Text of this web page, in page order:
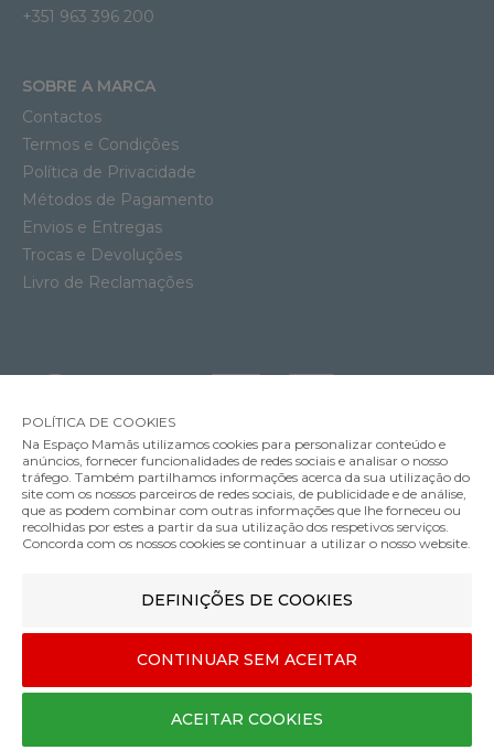
Lençol Maxi-Cosi Newborn para Berço Swift
+351 963 396 200
SOBRE A MARCA
Contactos
Termos e Condições
Política de Privacidade
Métodos de Pagamento
Envios e Entregas
Trocas e Devoluções
Livro de Reclamações
MÉTODOS DE ENVIO
MÉTODOS DE PAGAMENTO
Designed & developed by
©Espaço mamãs. Todos os direitos reservados
POLÍTICA DE COOKIES
Na Espaço Mamãs utilizamos cookies para personalizar conteúdo e
anúncios, fornecer funcionalidades de redes sociais e analisar o nosso
tráfego. Também partilhamos informações acerca da sua utilização do
site com os nossos parceiros de redes sociais, de publicidade e de análise,
que as podem combinar com outras informações que lhe forneceu ou
recolhidas por estes a partir da sua utilização dos respetivos serviços.
Concorda com os nossos cookies se continuar a utilizar o nosso website.
DEFINIÇÕES DE COOKIES
CONTINUAR SEM ACEITAR
ACEITAR COOKIES